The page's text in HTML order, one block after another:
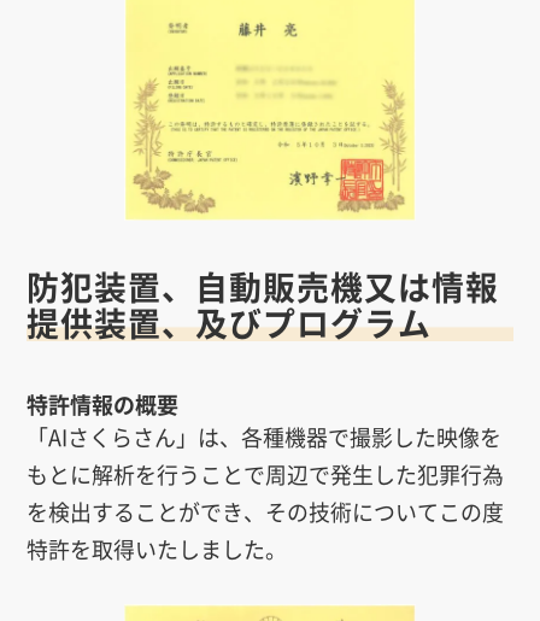
防犯装置、自動販売機又は情報
提供装置、及びプログラム
特許情報の概要
「AIさくらさん」は、各種機器で撮影した映像を
もとに解析を行うことで周辺で発生した犯罪行為
を検出することができ、その技術についてこの度
特許を取得いたしました。